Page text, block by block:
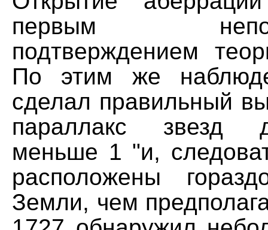
первым
подтверждением
По этим же
сделал правильный
параллакс звезд
меньше 1 "и,
расположены
Земли, чем